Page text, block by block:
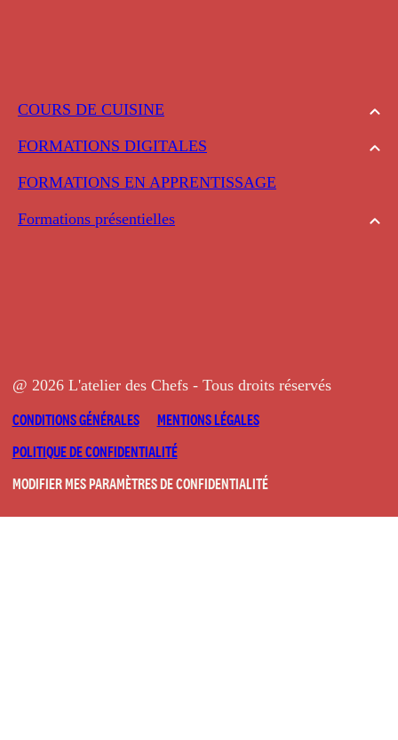
COURS DE CUISINE
FORMATIONS DIGITALES
FORMATIONS EN APPRENTISSAGE
Formations présentielles
@ 2026 L'atelier des Chefs - Tous droits réservés
CONDITIONS GÉNÉRALES
MENTIONS LÉGALES
POLITIQUE DE CONFIDENTIALITÉ
MODIFIER MES PARAMÈTRES DE CONFIDENTIALITÉ